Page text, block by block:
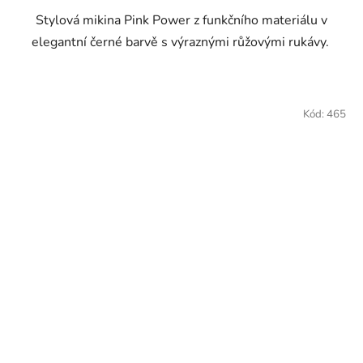
hvězdiček.
Stylová mikina Pink Power z funkčního materiálu v
elegantní černé barvě s výraznými růžovými rukávy.
Kód: 465